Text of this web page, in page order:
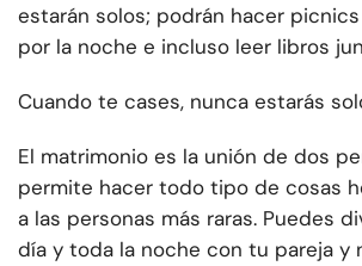
estarán solos; podrán hacer
por la noche e incluso leer libros
Cuando te cases, nunca estarás
El matrimonio es la unión de dos
permite hacer todo tipo de cosas
a las personas más raras. Puedes
día y toda la noche con tu pareja y